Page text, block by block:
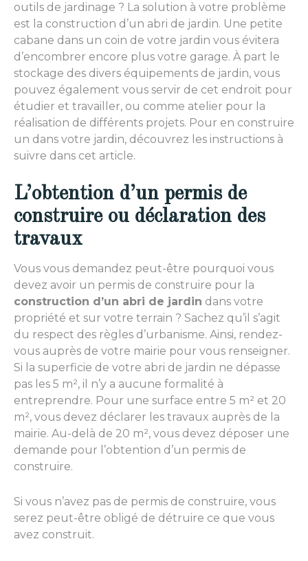
outils de jardinage ? La solution à votre problème
est la construction d’un abri de jardin. Une petite
cabane dans un coin de votre jardin vous évitera
d’encombrer encore plus votre garage. À part le
stockage des divers équipements de jardin, vous
pouvez également vous servir de cet endroit pour
étudier et travailler, ou comme atelier pour la
réalisation de différents projets. Pour en construire
un dans votre jardin, découvrez les instructions à
suivre dans cet article.
L’obtention d’un permis de
construire ou déclaration des
travaux
Vous vous demandez peut-être pourquoi vous
devez avoir un permis de construire pour la
construction d’un abri de jardin dans votre
propriété et sur votre terrain ? Sachez qu’il s’agit
du respect des règles d’urbanisme. Ainsi, rendez-
vous auprès de votre mairie pour vous renseigner.
Si la superficie de votre abri de jardin ne dépasse
pas les 5 m², il n’y a aucune formalité à
entreprendre. Pour une surface entre 5 m² et 20
m², vous devez déclarer les travaux auprès de la
mairie. Au-delà de 20 m², vous devez déposer une
demande pour l’obtention d’un permis de
construire.
Si vous n’avez pas de permis de construire, vous
serez peut-être obligé de détruire ce que vous
avez construit.